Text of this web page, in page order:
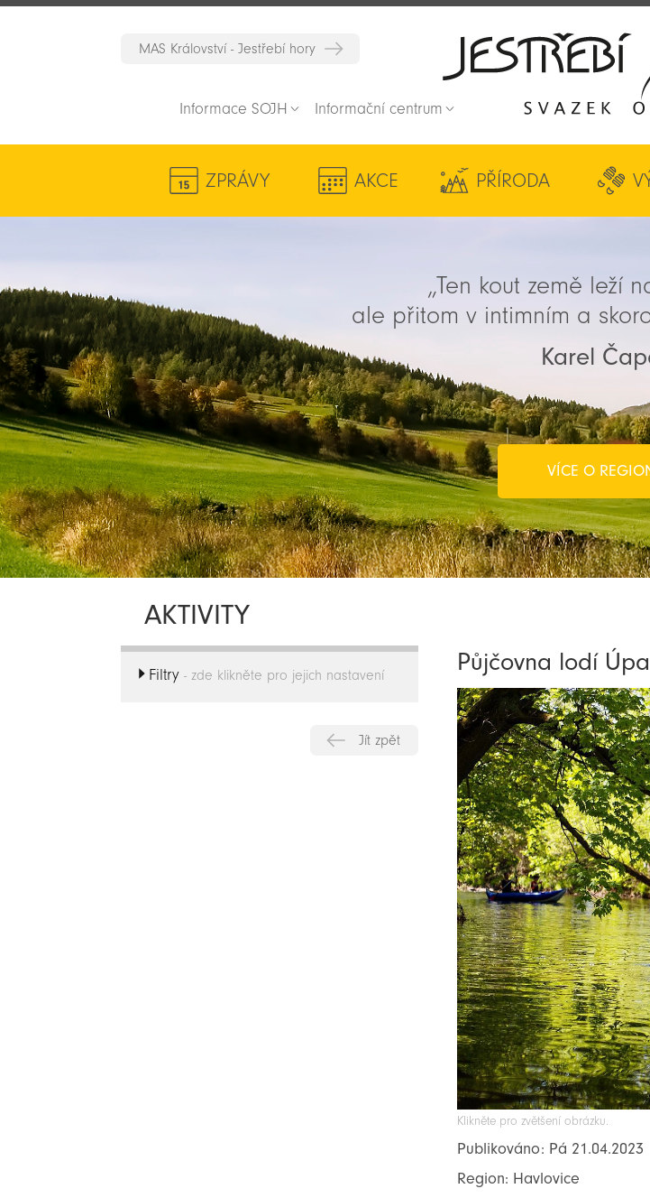
MAS Království - Jestřebí hory
Informace SOJH Informační centrum
ZPRÁVY AKCE PŘÍRODA
„Ten kout země leží
ale přitom v intimním a
Karel
VÍCE O
AKTIVITY
Filtry - zde klikněte pro jejich nastavení
Jít zpět
Půjčovna lodí Úpa
Klikněte pro zvětšení obrázku.
Publikováno: Pá 21.04.2023
Region: Havlovice